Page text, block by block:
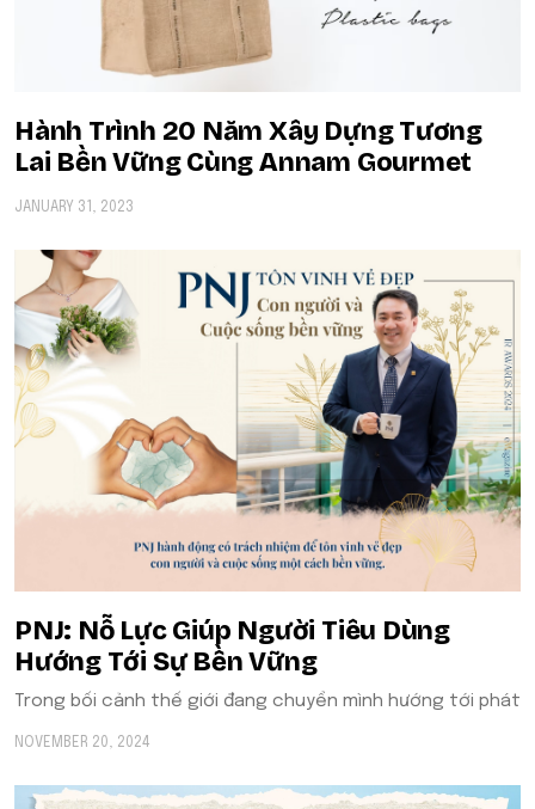
Hành Trình 20 Năm Xây Dựng Tương
Lai Bền Vững Cùng Annam Gourmet
JANUARY 31, 2023
​​PNJ: Nỗ Lực Giúp Người Tiêu Dùng
Hướng Tới Sự Bền Vững
Trong bối cảnh thế giới đang chuyển mình hướng tới phát
NOVEMBER 20, 2024